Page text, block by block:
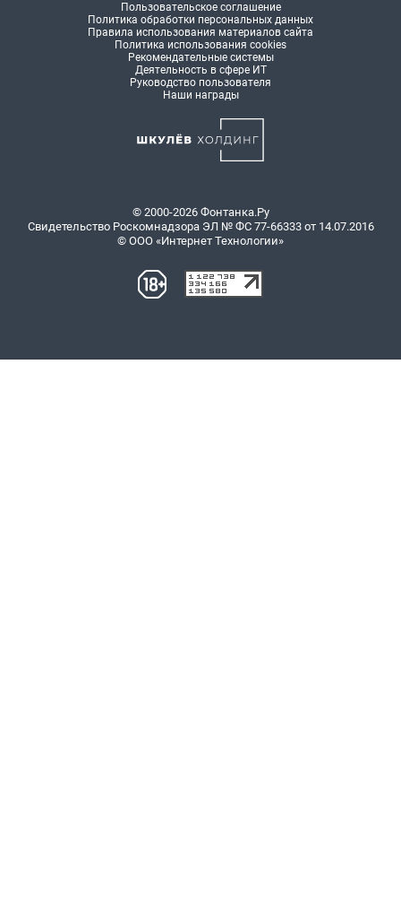
Пользовательское соглашение
Политика обработки персональных данных
Правила использования материалов сайта
Политика использования cookies
Рекомендательные системы
Деятельность в сфере ИТ
Руководство пользователя
Наши награды
© 2000-2026 Фонтанка.Ру
Свидетельство Роскомнадзора ЭЛ № ФС 77-66333 от 14.07.2016
© ООО «Интернет Технологии»